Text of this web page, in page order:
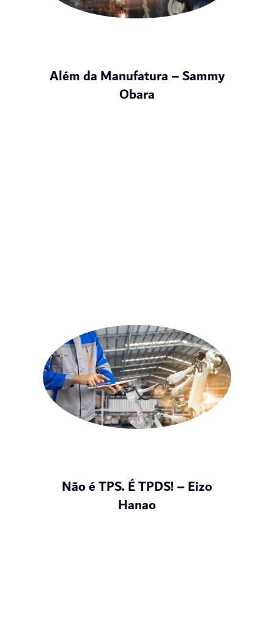
Além da Manufatura – Sammy
Obara
Não é TPS. É TPDS! – Eizo
Hanao